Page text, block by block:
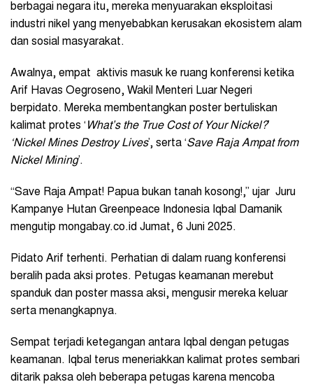
berbagai negara itu, mereka menyuarakan eksploitasi
industri nikel yang menyebabkan kerusakan ekosistem alam
dan sosial masyarakat.
Awalnya, empat aktivis masuk ke ruang konferensi ketika
Arif Havas Oegroseno, Wakil Menteri Luar Negeri
berpidato. Mereka membentangkan poster bertuliskan
kalimat protes ‘ What’s the True Cost of Your Nickel?’
‘Nickel Mines Destroy Lives’, serta ‘Save Raja Ampat from
Nickel Mining’.
“Save Raja Ampat! Papua bukan tanah kosong!,” ujar Juru
Kampanye Hutan Greenpeace Indonesia Iqbal Damanik
mengutip mongabay.co.id Jumat, 6 Juni 2025.
Pidato Arif terhenti. Perhatian di dalam ruang konferensi
beralih pada aksi protes. Petugas keamanan merebut
spanduk dan poster massa aksi, mengusir mereka keluar
serta menangkapnya.
Sempat terjadi ketegangan antara Iqbal dengan petugas
keamanan. Iqbal terus meneriakkan kalimat protes sembari
ditarik paksa oleh beberapa petugas karena mencoba